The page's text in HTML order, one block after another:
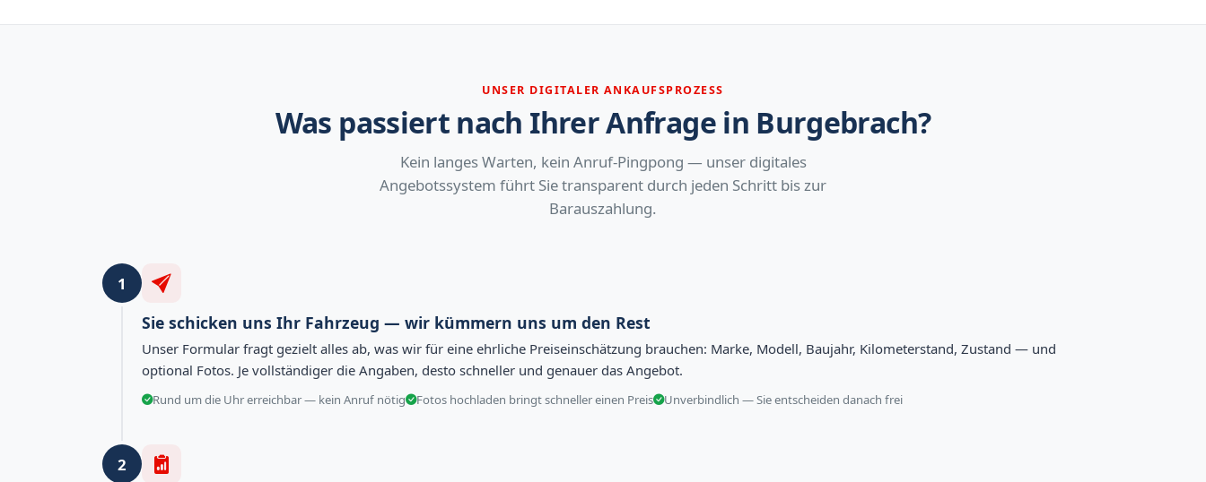
UNSER DIGITALER ANKAUFSPROZESS
Was passiert nach Ihrer Anfrage in Burgebrach?
Kein langes Warten, kein Anruf-Pingpong — unser digitales
Angebotssystem führt Sie transparent durch jeden Schritt bis zur
Barauszahlung.
1
Sie schicken uns Ihr Fahrzeug — wir kümmern uns um den Rest
Unser Formular fragt gezielt alles ab, was wir für eine ehrliche Preiseinschätzung brauchen: Marke, Modell, Baujahr, Kilometerstand, Zustand — und
optional Fotos. Je vollständiger die Angaben, desto schneller und genauer das Angebot.
Rund um die Uhr erreichbar — kein Anruf nötig Fotos hochladen bringt schneller einen Preis Unverbindlich — Sie entscheiden danach frei
2